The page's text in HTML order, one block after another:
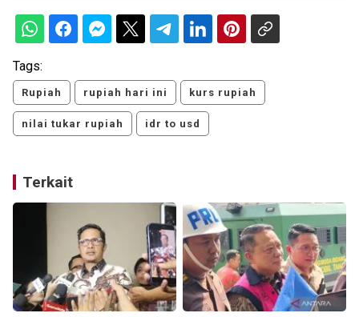
Tags:
Rupiah rupiah hari ini kurs rupiah
nilai tukar rupiah idr to usd
Terkait